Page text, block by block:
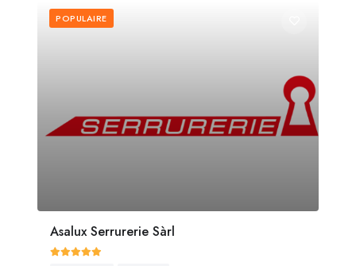
POPULAIRE
Asalux Serrurerie Sàrl